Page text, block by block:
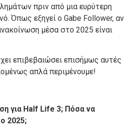
πριν από μια ευρύτερη
Όπως εξηγεί ο Gabe Follower, αν
μέσα στο 2025 είναι
επιβεβαιώσει επισήμως αυτές
απλά περιμένουμε!
για Half Life 3; Πόσα να
2025;